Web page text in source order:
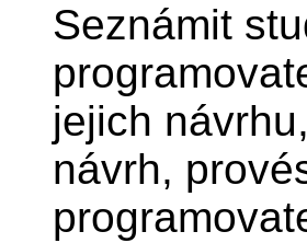
Seznámit
jejich
návrh,